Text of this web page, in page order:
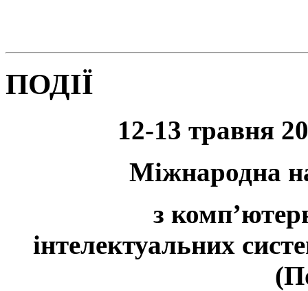
ПОДІЇ
12-13 травня
Міжнародна
з
інтелектуальних